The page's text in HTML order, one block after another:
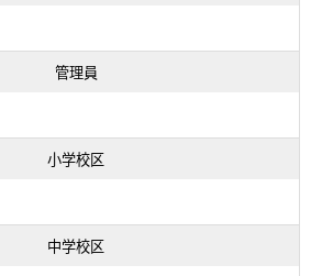
管理員
小学校区
中学校区